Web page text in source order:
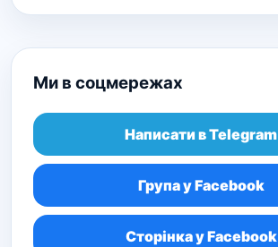
Ми в соцмережах
Написати в Telegram
Група у Facebook
Сторінка у Facebook